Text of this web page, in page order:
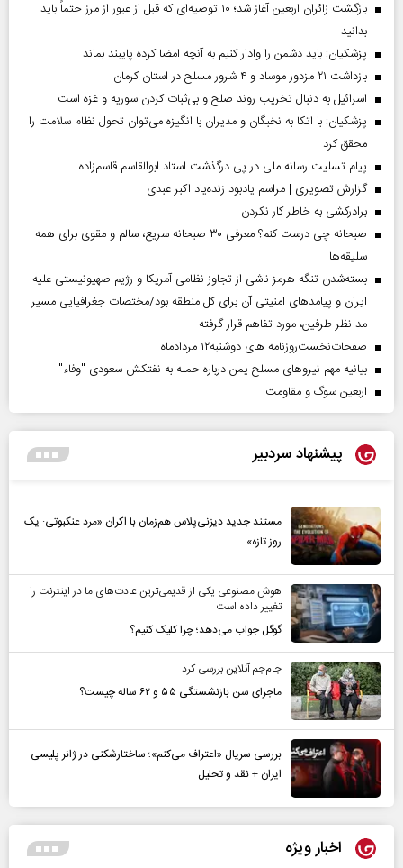
بازگشت زائران اربعین آغاز شد؛ ۱۰ توصیه‌ای که قبل از عبور از مرز حتماً باید
بدانید
پزشکیان: باید دشمن را وادار کنیم به آنچه امضا کرده پایبند بماند
بازداشت ۲۱ مزدور موساد و ۴ شرور مسلح در استان کرمان
اسرائیل به دنبال تخریب روند صلح و بی‌ثبات کردن سوریه و غزه است
پزشکیان: با اتکا به نخبگان و مدیران با انگیزه می‌توان تحول نظام سلامت را
محقق کرد
پیام تسلیت رسانه ملی در پی درگذشت استاد ابوالقاسم قاسم‌زاده
گزارش تصویری | مراسم یادبود زنده‌یاد اکبر عبدی
برادرکشی به خاطر کار نکردن
صبحانه چی درست کنم؟ معرفی ۳۰ صبحانه سریع، سالم و مقوی برای همه
سلیقه‌ها
بسته‌شدن تنگه هرمز ناشی از تجاوز نظامی آمریکا و رژیم صهیونیستی علیه
ایران و پیامد‌های امنیتی آن برای کل منطقه بود/مختصات جغرافیایی مسیر
مد نظر طرفین، مورد تفاهم قرار گرفته
صفحات‌نخست‌روزنامه ها‌ی دوشنبه‌۱۲ مردادماه
بیانیه مهم نیروهای مسلح یمن درباره حمله به نفتکش سعودی "وفاء"
اربعین سوگ و مقاومت
پیشنهاد سردبیر
مستند جدید دیزنی‌پلاس هم‌زمان با اکران «مرد عنکبوتی: یک
روز تازه»
هوش مصنوعی یکی از قدیمی‌ترین عادت‌های ما در اینترنت را
تغییر داده است
گوگل جواب می‌دهد؛ چرا کلیک کنیم؟
جام‌جم آنلاین بررسی کرد
ماجرای سن بازنشستگی ۵۵ و ۶۲ ساله چیست؟
بررسی سریال «اعتراف می‌کنم»؛ ساختارشکنی در ژانر پلیسی
ایران + نقد و تحلیل
اخبار ویژه